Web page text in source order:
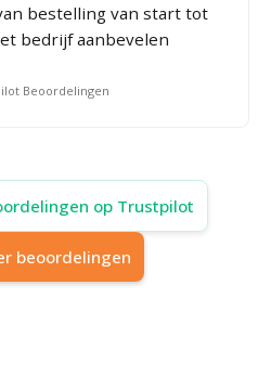
bestelling van start tot
bedrijf aanbevelen
Beoordelingen
op Trustpilot
beoordelingen